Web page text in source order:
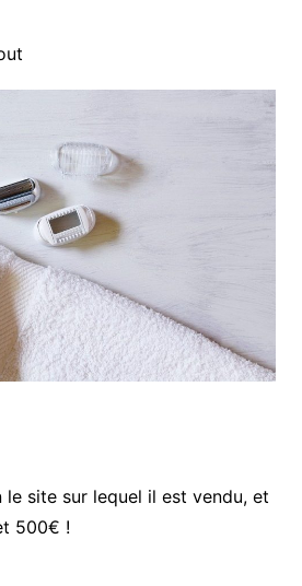
le site sur lequel il est vendu, et
500€ !